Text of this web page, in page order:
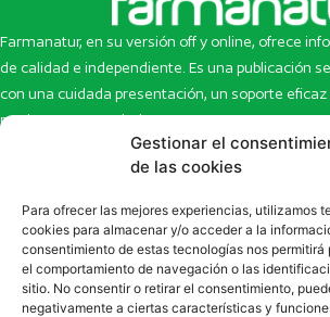
Gestionar el
de las cookies
Para ofrecer las mejores experiencias, utilizamos
cookies para almacenar y/o acceder a la
consentimiento de estas tecnologías nos permitirá
el comportamiento de navegación o las
sitio. No consentir o retirar el consentimiento,
negativamente a ciertas características y
Farmanatur, en su versión off y online, ofrece
de calidad e independiente. Es una publicación
con una cuidada presentación, un soporte
productos y novedades.
Inicio
Newsletter
Eco Multimedia
Contacto
Artículos
Enlaces
SUSCRÍBETE A NUESTRO NEWSLETTER